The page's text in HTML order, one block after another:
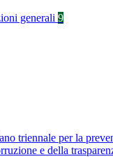
generali 9
triennale per la
e della